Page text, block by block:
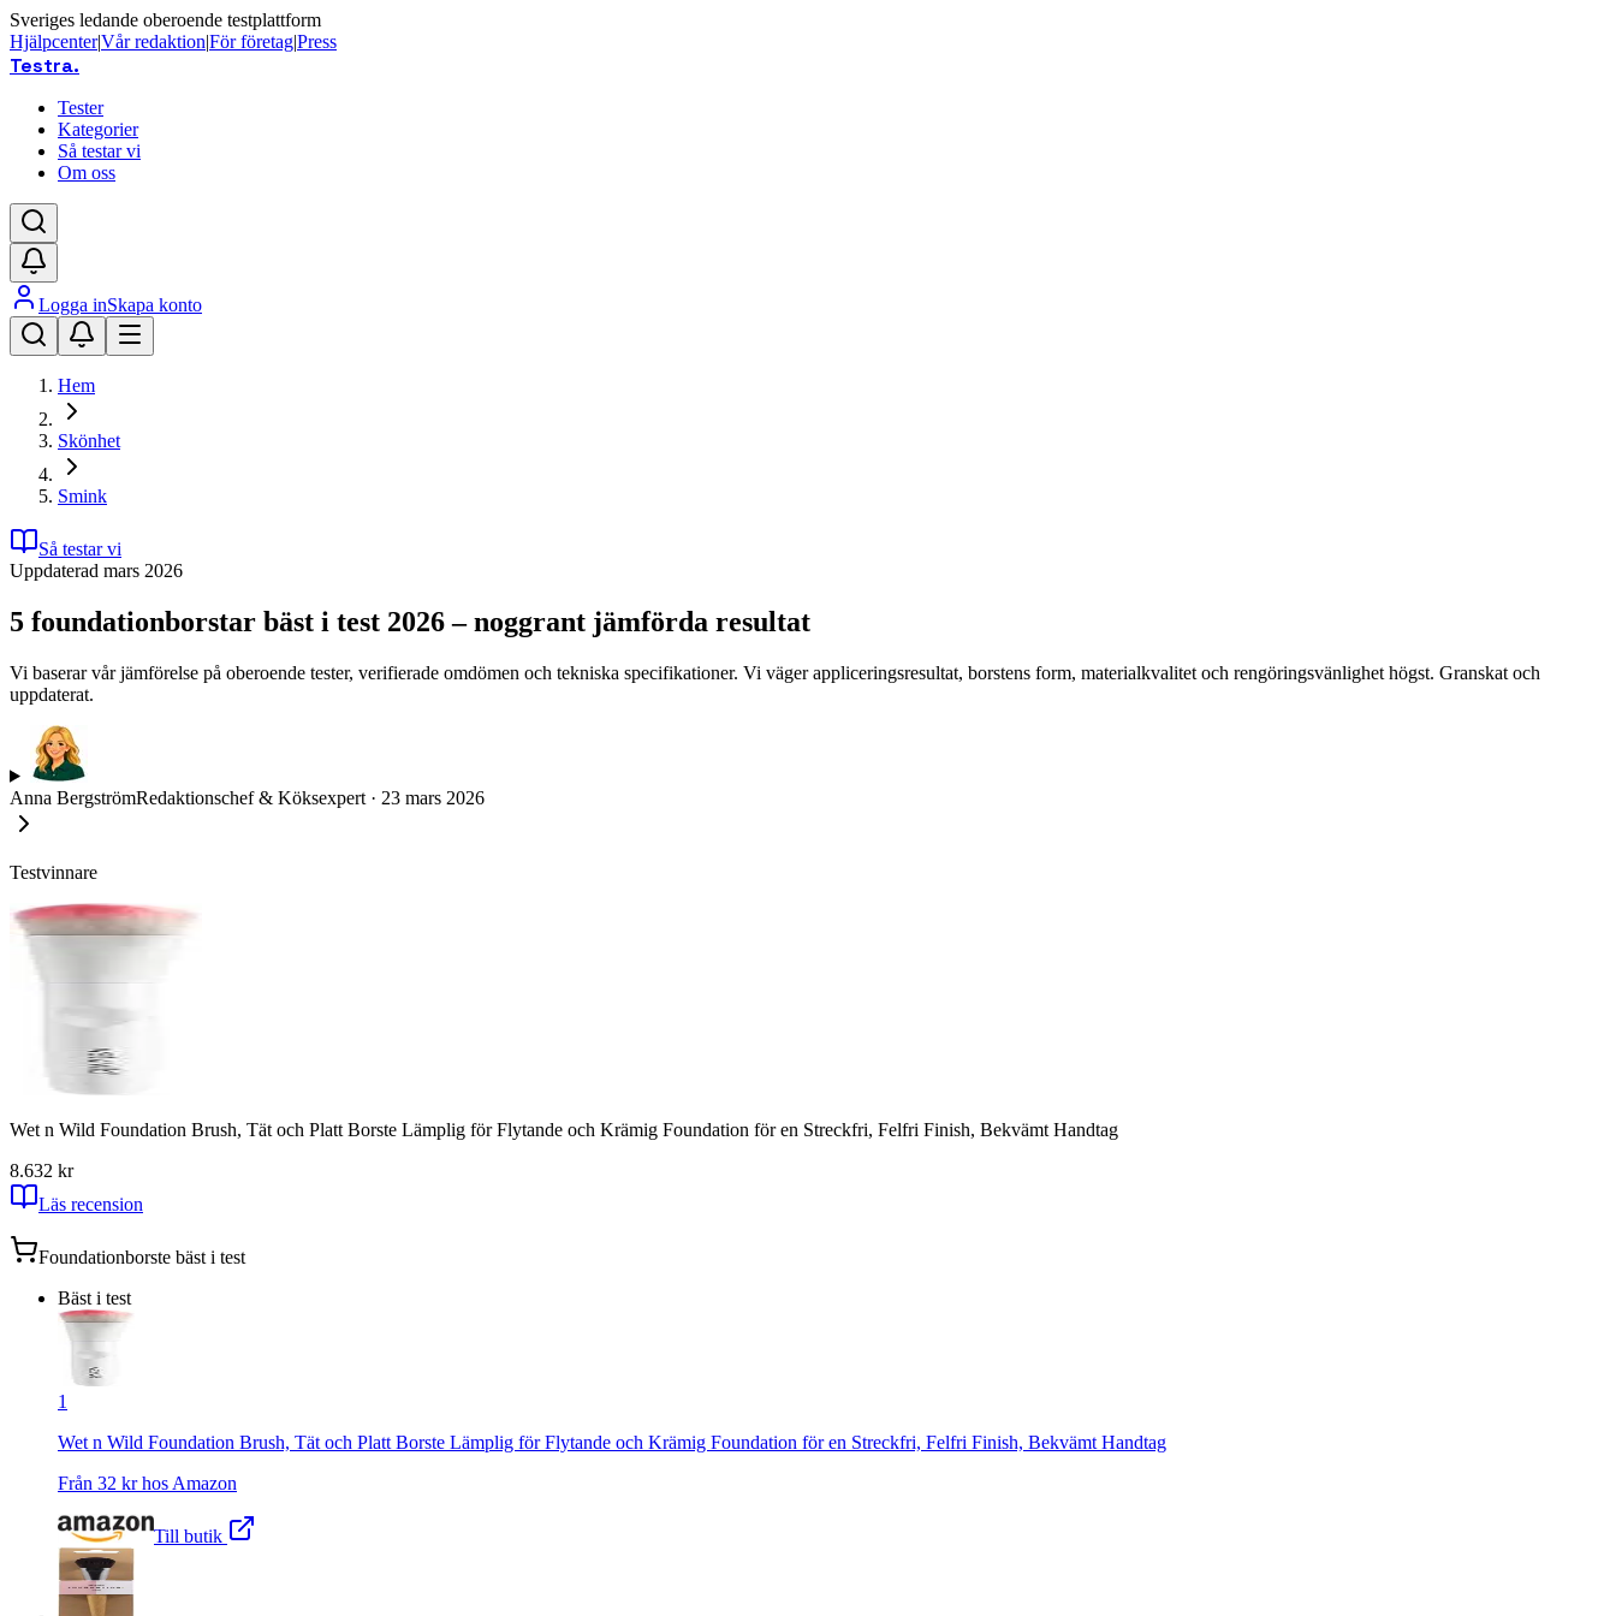
Sveriges ledande oberoende testplattform
Hjälpcenter|Vår redaktion|För företag|Press
Testra.
Tester
Kategorier
Så testar vi
Om oss
Logga inSkapa konto
Hem
Skönhet
Smink
Så testar vi
Uppdaterad mars 2026
5 foundationborstar bäst i test 2026 – noggrant jämförda resultat
Vi baserar vår jämförelse på oberoende tester, verifierade omdömen och tekniska specifikationer. Vi väger appliceringsresultat, borstens form, materialkvalitet och rengöringsvänlighet högst. Granskat och
uppdaterat.
Anna BergströmRedaktionschef & Köksexpert · 23 mars 2026
Testvinnare
Wet n Wild Foundation Brush, Tät och Platt Borste Lämplig för Flytande och Krämig Foundation för en Streckfri, Felfri Finish, Bekvämt Handtag
8.632 kr
Läs recension
Foundationborste bäst i test
Bäst i test
1
Wet n Wild Foundation Brush, Tät och Platt Borste Lämplig för Flytande och Krämig Foundation för en Streckfri, Felfri Finish, Bekvämt Handtag
Från 32 kr hos Amazon
Till butik